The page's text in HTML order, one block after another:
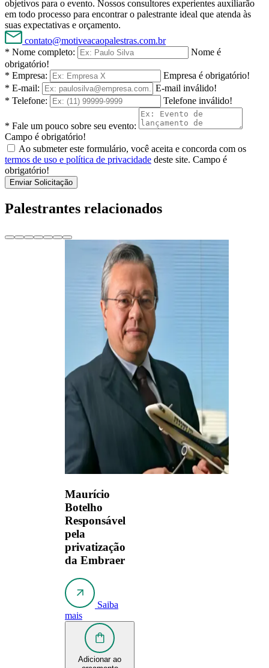
objetivos para o evento. Nossos consultores experientes auxiliarão
em todo processo para encontrar o palestrante ideal que atenda às
suas expectativas e orçamento.
contato@motiveacaopalestras.com.br
* Nome completo:
Nome é
obrigatório!
* Empresa:
Empresa é obrigatório!
* E-mail:
E-mail inválido!
* Telefone:
Telefone inválido!
* Fale um pouco sobre seu evento:
Campo é obrigatório!
Ao submeter este formulário, você aceita e concorda com os
termos de uso e política de privacidade deste site. Campo é
obrigatório!
Enviar Solicitação
Palestrantes relacionados
Maurício
Botelho
Responsável
pela
privatização
da Embraer
Saiba
mais
Adicionar ao